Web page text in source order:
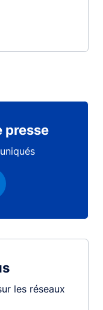
presse
les réseaux